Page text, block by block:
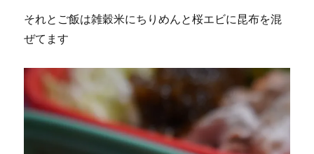
それとご飯は雑穀米にちりめんと桜エビに昆布を混
ぜてます